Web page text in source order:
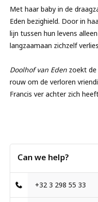
Met haar baby in de
Eden bezighield. Door in
lijn tussen hun levens
langzaamaan zichzelf
Doolhof van Eden zoekt
rouw om de verloren
Francis ver achter zich
Can we help?
+32 3 298 55 33